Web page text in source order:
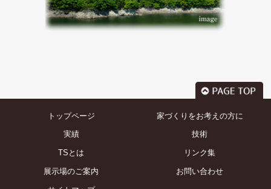
トップページ 家づくりをお考えの方に
実績 技術
TSとは リンク集
展示場のご案内 お問い合わせ